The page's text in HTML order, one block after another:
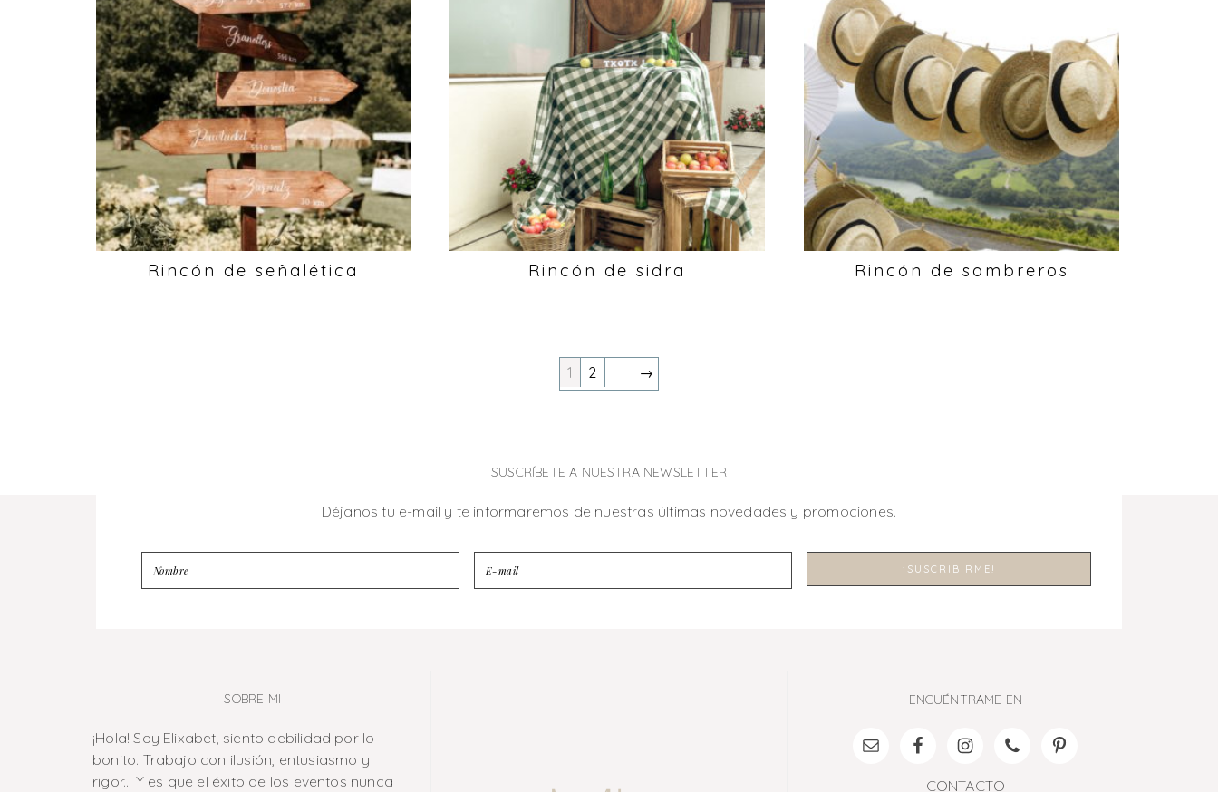
Rincón de señalética Rincón de sidra Rincón de sombreros
1 2 →
SUSCRÍBETE A NUESTRA NEWSLETTER
Déjanos tu e-mail y te informaremos de nuestras últimas novedades y promociones.
SOBRE MI
¡Hola! Soy Elixabet, siento debilidad por lo
bonito. Trabajo con ilusión, entusiasmo y
rigor... Y es que el éxito de los eventos nunca
ENCUÉNTRAME EN
CONTACTO